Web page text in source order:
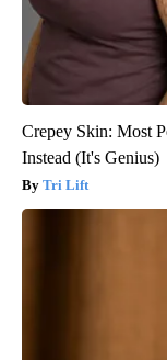
Crepey Skin: Most
Instead (It's Genius)
Tri Lift